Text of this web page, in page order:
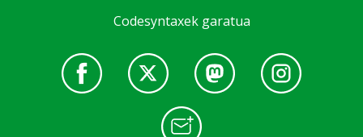
Codesyntaxek garatua